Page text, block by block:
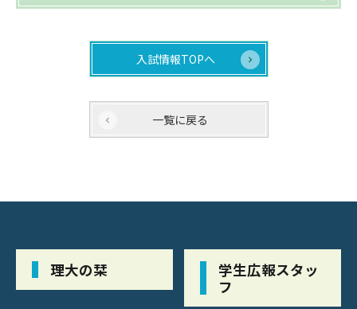
入試情報TOPへ
一覧に戻る
理大の栞
学生広報スタッ
フ